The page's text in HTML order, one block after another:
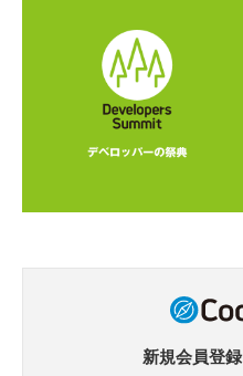
新規会員登録